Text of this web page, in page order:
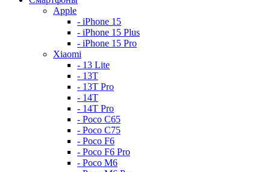
Apple
- iPhone 15
- iPhone 15 Plus
- iPhone 15 Pro
Xiaomi
- 13 Lite
- 13T
- 13T Pro
- 14T
- 14T Pro
- Poco C65
- Poco C75
- Poco F6
- Poco F6 Pro
- Poco M6